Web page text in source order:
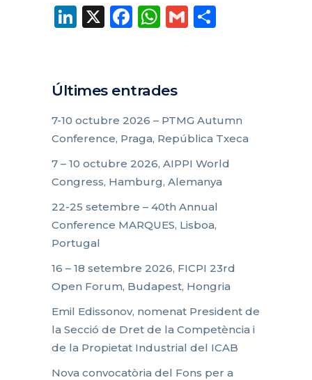
LinkedIn
X Facebook
WhatsApp
Gmail
Últimes entrades
7-10 octubre 2026 – PTMG Autumn
Conference, Praga, República Txeca
7 – 10 octubre 2026, AIPPI World
Congress, Hamburg, Alemanya
22-25 setembre – 40th Annual
Conference MARQUES, Lisboa,
Portugal
16 – 18 setembre 2026, FICPI 23rd
Open Forum, Budapest, Hongria
Emil Edissonov, nomenat President de
la Secció de Dret de la Competència i
de la Propietat Industrial del ICAB
Nova convocatòria del Fons per a